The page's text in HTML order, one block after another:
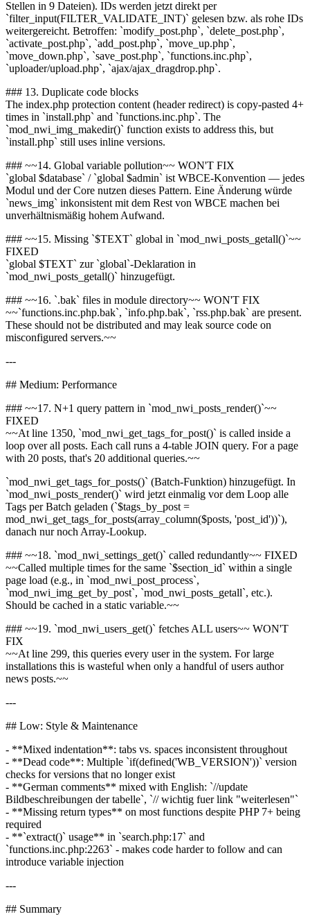
Stellen in 9 Dateien). IDs werden jetzt direkt per
`filter_input(FILTER_VALIDATE_INT)` gelesen bzw. als rohe IDs
weitergereicht. Betroffen: `modify_post.php`, `delete_post.php`,
`activate_post.php`, `add_post.php`, `move_up.php`,
`move_down.php`, `save_post.php`, `functions.inc.php`,
`uploader/upload.php`, `ajax/ajax_dragdrop.php`.
### 13. Duplicate code blocks
The index.php protection content (header redirect) is copy-pasted 4+
times in `install.php` and `functions.inc.php`. The
`mod_nwi_img_makedir()` function exists to address this, but
`install.php` still uses inline versions.
### ~~14. Global variable pollution~~ WON'T FIX
`global $database` / `global $admin` ist WBCE-Konvention — jedes
Modul und der Core nutzen dieses Pattern. Eine Änderung würde
`news_img` inkonsistent mit dem Rest von WBCE machen bei
unverhältnismäßig hohem Aufwand.
### ~~15. Missing `$TEXT` global in `mod_nwi_posts_getall()`~~
FIXED
`global $TEXT` zur `global`-Deklaration in
`mod_nwi_posts_getall()` hinzugefügt.
### ~~16. `.bak` files in module directory~~ WON'T FIX
~~`functions.inc.php.bak`, `info.php.bak`, `rss.php.bak` are present.
These should not be distributed and may leak source code on
misconfigured servers.~~
---
## Medium: Performance
### ~~17. N+1 query pattern in `mod_nwi_posts_render()`~~
FIXED
~~At line 1350, `mod_nwi_get_tags_for_post()` is called inside a
loop over all posts. Each call runs a 4-table JOIN query. For a page
with 20 posts, that's 20 additional queries.~~
`mod_nwi_get_tags_for_posts()` (Batch-Funktion) hinzugefügt. In
`mod_nwi_posts_render()` wird jetzt einmalig vor dem Loop alle
Tags per Batch geladen (`$tags_by_post =
mod_nwi_get_tags_for_posts(array_column($posts, 'post_id'))`),
danach nur noch Array-Lookup.
### ~~18. `mod_nwi_settings_get()` called redundantly~~ FIXED
~~Called multiple times for the same `$section_id` within a single
page load (e.g., in `mod_nwi_post_process`,
`mod_nwi_img_get_by_post`, `mod_nwi_posts_getall`, etc.).
Should be cached in a static variable.~~
### ~~19. `mod_nwi_users_get()` fetches ALL users~~ WON'T
FIX
~~At line 299, this queries every user in the system. For large
installations this is wasteful when only a handful of users author
news posts.~~
---
## Low: Style & Maintenance
- **Mixed indentation**: tabs vs. spaces inconsistent throughout
- **Dead code**: Multiple `if(defined('WB_VERSION'))` version
checks for versions that no longer exist
- **German comments** mixed with English: `//update
Bildbeschreibungen der tabelle`, `// wichtig fuer link "weiterlesen"`
- **Missing return types** on most functions despite PHP 7+ being
required
- **`extract()` usage** in `search.php:17` and
`functions.inc.php:2263` - makes code harder to follow and can
introduce variable injection
---
## Summary